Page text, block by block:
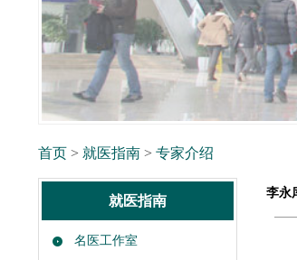
首页 > 就医指南 > 专家介绍
就医指南
名医工作室
李永